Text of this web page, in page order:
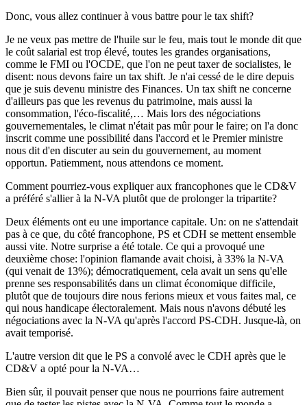
Donc, vous allez continuer à vous battre pour le tax shift?
Je ne veux pas mettre de l'huile sur le feu, mais tout le monde dit que
le coût salarial est trop élevé, toutes les grandes organisations,
comme le FMI ou l'OCDE, que l'on ne peut taxer de socialistes, le
disent: nous devons faire un tax shift. Je n'ai cessé de le dire depuis
que je suis devenu ministre des Finances. Un tax shift ne concerne
d'ailleurs pas que les revenus du patrimoine, mais aussi la
consommation, l'éco-fiscalité,… Mais lors des négociations
gouvernementales, le climat n'était pas mûr pour le faire; on l'a donc
inscrit comme une possibilité dans l'accord et le Premier ministre
nous dit d'en discuter au sein du gouvernement, au moment
opportun. Patiemment, nous attendons ce moment.
Comment pourriez-vous expliquer aux francophones que le CD&V
a préféré s'allier à la N-VA plutôt que de prolonger la tripartite?
Deux éléments ont eu une importance capitale. Un: on ne s'attendait
pas à ce que, du côté francophone, PS et CDH se mettent ensemble
aussi vite. Notre surprise a été totale. Ce qui a provoqué une
deuxième chose: l'opinion flamande avait choisi, à 33% la N-VA
(qui venait de 13%); démocratiquement, cela avait un sens qu'elle
prenne ses responsabilités dans un climat économique difficile,
plutôt que de toujours dire nous ferions mieux et vous faites mal, ce
qui nous handicape électoralement. Mais nous n'avons débuté les
négociations avec la N-VA qu'après l'accord PS-CDH. Jusque-là, on
avait temporisé.
L'autre version dit que le PS a convolé avec le CDH après que le
CD&V a opté pour la N-VA…
Bien sûr, il pouvait penser que nous ne pourrions faire autrement